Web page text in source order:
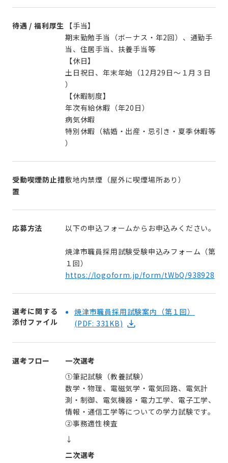
待遇 / 福利厚生
【手当】
期末勤勉手当（ボーナス・年2回）、通勤手
当、住居手当、扶養手当等
【休日】
土日祝日、年末年始（12月29日～１月３日
）
【休暇制度】
年次有給休暇（年20日）
病気休暇
特別休暇（結婚・出産・忌引き・夏季休暇等
）
受動喫煙防止措
置
敷地内禁煙（屋外に喫煙場所あり）
応募方法 以下の申込フォームからお申込みください。
焼津市職員採用試験受験申込みフォーム（第
１回）
https://logoform.jp/form/tWbQ/938928
選考に関する
添付ファイル
焼津市職員採用試験案内（第１回）
(PDF: 331KB)
選考フロー
一次選考
①筆記試験（教養試験）
数学・物理、電磁気学・電気回路、電気計
測・制御、電気機器・電力工学、電子工学、
情報・通信工学等についての学力試験です。
②事務適性検査
↓
二次選考